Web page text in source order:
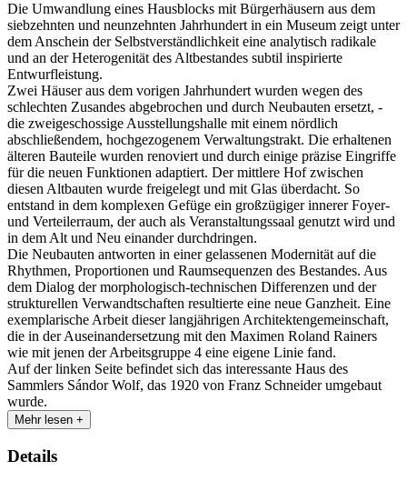
Die Umwandlung eines Hausblocks mit Bürgerhäusern aus dem
siebzehnten und neunzehnten Jahrhundert in ein Museum zeigt unter
dem Anschein der Selbstverständlichkeit eine analytisch radikale
und an der Heterogenität des Altbestandes subtil inspirierte
Entwurfleistung.
Zwei Häuser aus dem vorigen Jahrhundert wurden wegen des
schlechten Zusandes abgebrochen und durch Neubauten ersetzt, -
die zweigeschossige Ausstellungshalle mit einem nördlich
abschließendem, hochgezogenem Verwaltungstrakt. Die erhaltenen
älteren Bauteile wurden renoviert und durch einige präzise Eingriffe
für die neuen Funktionen adaptiert. Der mittlere Hof zwischen
diesen Altbauten wurde freigelegt und mit Glas überdacht. So
entstand in dem komplexen Gefüge ein großzügiger innerer Foyer-
und Verteilerraum, der auch als Veranstaltungssaal genutzt wird und
in dem Alt und Neu einander durchdringen.
Die Neubauten antworten in einer gelassenen Modernität auf die
Rhythmen, Proportionen und Raumsequenzen des Bestandes. Aus
dem Dialog der morphologisch-technischen Differenzen und der
strukturellen Verwandtschaften resultierte eine neue Ganzheit. Eine
exemplarische Arbeit dieser langjährigen Architektengemeinschaft,
die in der Auseinandersetzung mit den Maximen Roland Rainers
wie mit jenen der Arbeitsgruppe 4 eine eigene Linie fand.
Auf der linken Seite befindet sich das interessante Haus des
Sammlers Sándor Wolf, das 1920 von Franz Schneider umgebaut
wurde.
Mehr lesen +
Details